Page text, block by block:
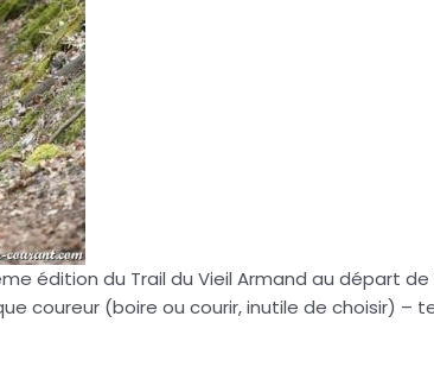
édition du Trail du Vieil Armand au départ
coureur (boire ou courir, inutile de choisir) –